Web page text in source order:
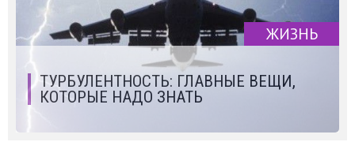
ЖИЗНЬ
ТУРБУЛЕНТНОСТЬ: ГЛАВНЫЕ ВЕЩИ,
КОТОРЫЕ НАДО ЗНАТЬ